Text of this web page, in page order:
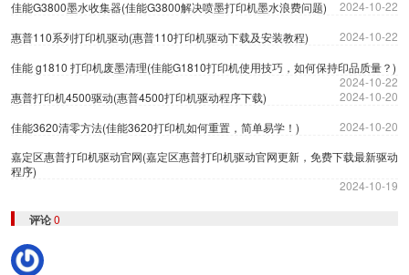
佳能G3800墨水收集器(佳能G3800解决喷墨打印机墨水浪费问题)
2024-10-22
惠普110系列打印机驱动(惠普110打印机驱动下载及安装教程)
2024-10-22
佳能 g1810 打印机废墨清理(佳能G1810打印机使用技巧，如何保持印品质量？)
2024-10-22
惠普打印机4500驱动(惠普4500打印机驱动程序下载)
2024-10-20
佳能3620清零方法(佳能3620打印机如何重置，简单易学！)
2024-10-20
嘉定区惠普打印机驱动官网(嘉定区惠普打印机驱动官网更新，免费下载最新驱动
程序)
2024-10-19
评论0